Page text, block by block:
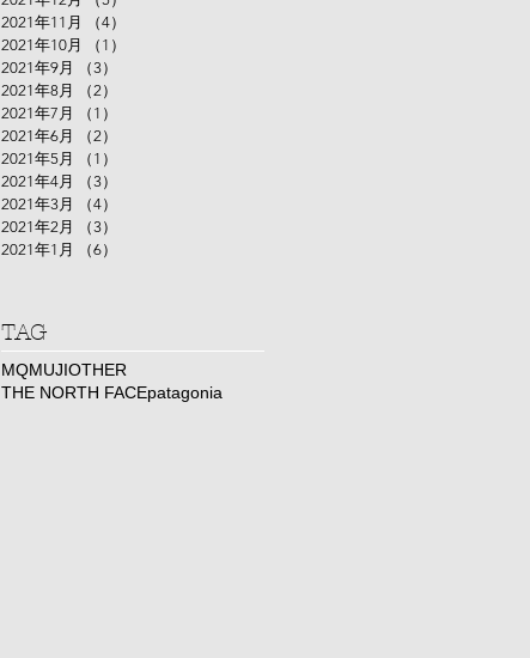
2021年11月
（4）
2021年10月
（1）
2021年9月
（3）
2021年8月
（2）
2021年7月
（1）
2021年6月
（2）
2021年5月
（1）
2021年4月
（3）
2021年3月
（4）
2021年2月
（3）
2021年1月
（6）
​TAG
MQMUJIOTHER
THE NORTH FACEpatagonia